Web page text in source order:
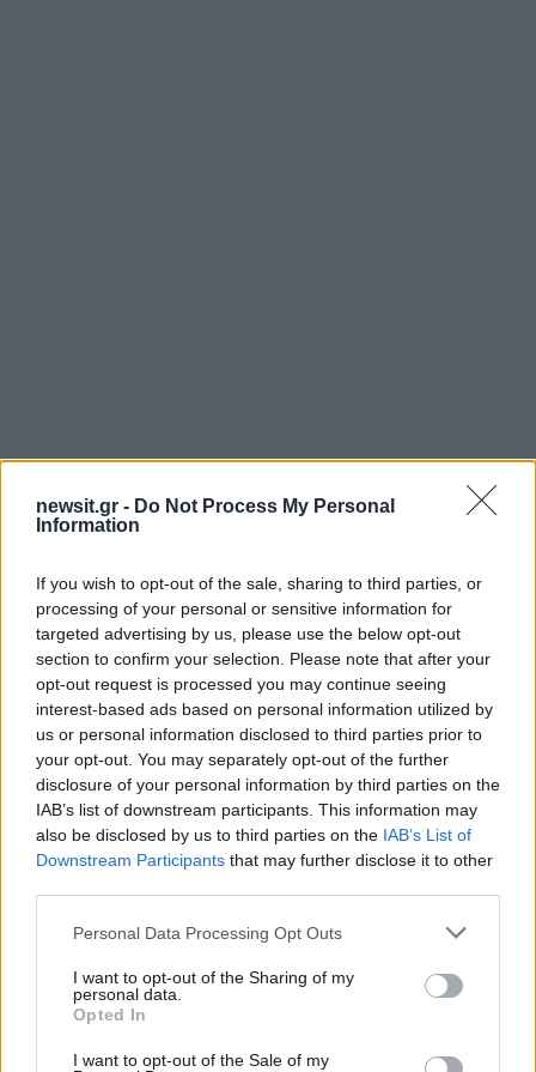
newsit.gr - Do Not Process My Personal
Information
If you wish to opt-out of the sale, sharing to third parties, or
processing of your personal or sensitive information for
targeted advertising by us, please use the below opt-out
section to confirm your selection. Please note that after your
opt-out request is processed you may continue seeing
interest-based ads based on personal information utilized by
us or personal information disclosed to third parties prior to
your opt-out. You may separately opt-out of the further
disclosure of your personal information by third parties on the
IAB’s list of downstream participants. This information may
also be disclosed by us to third parties on the IAB’s List of
Downstream Participants that may further disclose it to other
Please note that this website/app uses one or more Google
not limited to your visit or usage behaviour. You may click to
grant or deny consent to Google and its third-party tags to
use your data for below specified purposes in below Google
consent section.
Personal Data Processing Opt Outs
I want to opt-out of the Sharing of my
personal data.
Opted In
I want to opt-out of the Sale of my
Η εκφώνηση της απόφασης του δικαστηρίου για
ελαφρυντικών, οδηγεί τη διαδικασία στην
επόμενη φάση .
Αμέσως μετά λαμβάνει τον λόγο η Εισαγγελέας
η οποία υποβάλει την πρόταση της επί των
ποινών και ακολουθούν οι αγορεύσεις των
συνηγόρων υπεράσπισης.
Την Δευτέρα αναμένεται πως η διαδικασία δεν
θα προχωρήσει στην ανακοίνωση των ποινών.
Σύμφωνα με ανακοίνωση που εξέδωσε ο
ευρωβουλευτής, ένοχος για διεύθυνση
εγκληματικής οργάνωσης, Γιάννης Λαγός θα
προσέλθει τη Δευτέρα στο δικαστήριο.